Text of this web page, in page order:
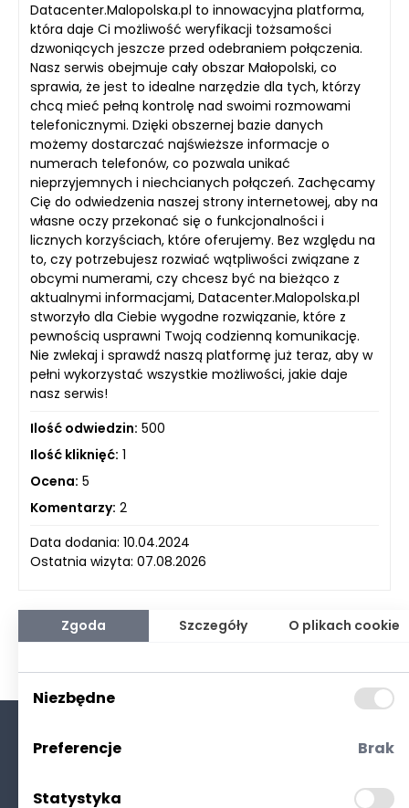
Datacenter.Malopolska.pl to innowacyjna platforma,
która daje Ci możliwość weryfikacji tożsamości
dzwoniących jeszcze przed odebraniem połączenia.
Nasz serwis obejmuje cały obszar Małopolski, co
sprawia, że jest to idealne narzędzie dla tych, którzy
chcą mieć pełną kontrolę nad swoimi rozmowami
telefonicznymi. Dzięki obszernej bazie danych
możemy dostarczać najświeższe informacje o
numerach telefonów, co pozwala unikać
nieprzyjemnych i niechcianych połączeń. Zachęcamy
Cię do odwiedzenia naszej strony internetowej, aby na
własne oczy przekonać się o funkcjonalności i
licznych korzyściach, które oferujemy. Bez względu na
to, czy potrzebujesz rozwiać wątpliwości związane z
obcymi numerami, czy chcesz być na bieżąco z
aktualnymi informacjami, Datacenter.Malopolska.pl
stworzyło dla Ciebie wygodne rozwiązanie, które z
pewnością usprawni Twoją codzienną komunikację.
Nie zwlekaj i sprawdź naszą platformę już teraz, aby w
pełni wykorzystać wszystkie możliwości, jakie daje
nasz serwis!
Ilość odwiedzin: 500
Ilość kliknięć: 1
Ocena: 5
Komentarzy: 2
Data dodania: 10.04.2024
Ostatnia wizyta: 07.08.2026
Zgoda Szczegóły O plikach cookie
Niezbędne
Preferencje Brak
Statystyka